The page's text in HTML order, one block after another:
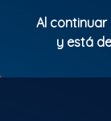
Al
y está